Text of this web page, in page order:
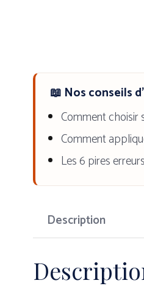
📖 Nos conseils
Comment choisir
Comment
Les 6 pires
Description